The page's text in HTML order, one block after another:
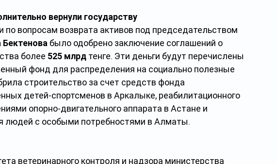
вернули государству
по вопросам возврата активов под председательством
было одобрено заключение соглашений о
более 525 млрд тенге. Эти деньги будут перечислены
фонд для распределения на социально полезные
строительство за счет средств фонда
детей-спортсменов в Аркалыке, реабилитационного
опорно-двигательного аппарата в Астане и
людей с особыми потребностями в Алматы.
ветеринарного контроля и надзора министерства